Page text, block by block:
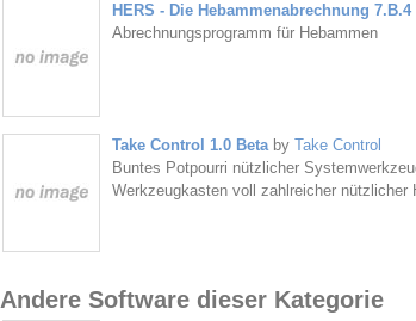
HERS - Die Hebammenabrechnung 7.B.4
Abrechnungsprogramm für Hebammen
Take Control 1.0 Betaby Take Control
Buntes Potpourri nützlicher
Werkzeugkasten voll zahlreicher nützlicher
Andere Software dieser Kategorie